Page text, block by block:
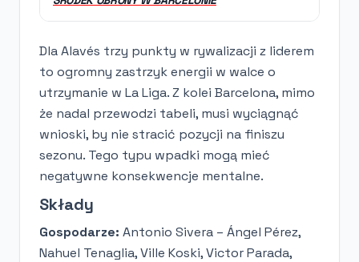
Dla Alavés trzy punkty w rywalizacji z liderem
to ogromny zastrzyk energii w walce o
utrzymanie w La Liga. Z kolei Barcelona, mimo
że nadal przewodzi tabeli, musi wyciągnąć
wnioski, by nie stracić pozycji na finiszu
sezonu. Tego typu wpadki mogą mieć
negatywne konsekwencje mentalne.
Składy
Gospodarze: Antonio Sivera – Ángel Pérez,
Nahuel Tenaglia, Ville Koski, Victor Parada,